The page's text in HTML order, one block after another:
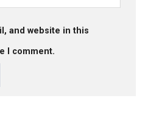
and website in this
I comment.